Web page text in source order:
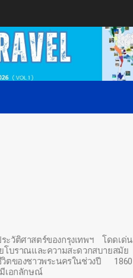
ะวัติศาสตร์ของกรุงเทพฯ โดดเด่น
โบราณและความสะดวกสบายสมัย
ตของชาวพระนครในช่วงปี 1860
เอกลักษณ์